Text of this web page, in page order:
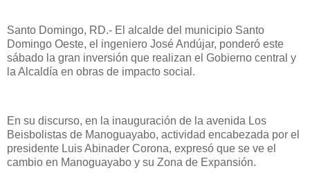
Santo Domingo, RD.- El alcalde del municipio Santo
Domingo Oeste, el ingeniero José Andújar, ponderó este
sábado la gran inversión que realizan el Gobierno central y
la Alcaldía en obras de impacto social.
En su discurso, en la inauguración de la avenida Los
Beisbolistas de Manoguayabo, actividad encabezada por el
presidente Luis Abinader Corona, expresó que se ve el
cambio en Manoguayabo y su Zona de Expansión.